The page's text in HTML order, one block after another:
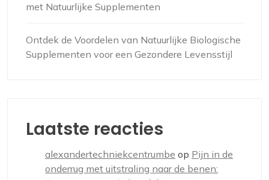
met Natuurlijke Supplementen
Ontdek de Voordelen van Natuurlijke Biologische
Supplementen voor een Gezondere Levensstijl
Laatste reacties
alexandertechniekcentrumbe op Pijn in de
onderrug met uitstraling naar de benen: